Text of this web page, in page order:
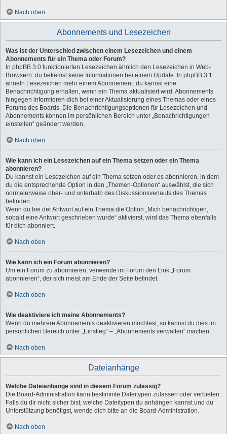
Nach oben
Abonnements und Lesezeichen
Was ist der Unterschied zwischen einem Lesezeichen und einem
Abonnements für ein Thema oder Forum?
In phpBB 3.0 funktionierten Lesezeichen ähnlich den Lesezeichen in Web-
Browsern: du bekamst keine Informationen bei einem Update. In phpBB 3.1
ähneln Lesezeichen mehr einem Abonnement: du kannst eine
Benachrichtigung erhalten, wenn ein Thema aktualisiert wird. Abonnements
hingegen informieren dich bei einer Aktualisierung eines Themas oder eines
Forums des Boards. Die Benachrichtigungsoptionen für Lesezeichen und
Abonnements können im persönlichen Bereich unter „Benachrichtigungen
einstellen“ geändert werden.
Nach oben
Wie kann ich ein Lesezeichen auf ein Thema setzen oder ein Thema
abonnieren?
Du kannst ein Lesezeichen auf ein Thema setzen oder es abonnieren, in dem
du die entsprechende Option in den „Themen-Optionen“ auswählst, die sich
normalerweise ober- und unterhalb des Diskussionsverlaufs des Themas
befinden.
Wenn du bei der Antwort auf ein Thema die Option „Mich benachrichtigen,
sobald eine Antwort geschrieben wurde“ aktivierst, wird das Thema ebenfalls
für dich abonniert.
Nach oben
Wie kann ich ein Forum abonnieren?
Um ein Forum zu abonnieren, verwende im Forum den Link „Forum
abonnieren“, der sich meist am Ende der Seite befindet.
Nach oben
Wie deaktiviere ich meine Abonnements?
Wenn du mehrere Abonnements deaktivieren möchtest, so kannst du dies im
persönlichen Bereich unter „Einstieg“ – „Abonnements verwalten“ machen.
Nach oben
Dateianhänge
Welche Dateianhänge sind in diesem Forum zulässig?
Die Board-Administration kann bestimmte Dateitypen zulassen oder verbieten.
Falls du dir nicht sicher bist, welche Dateitypen du anhängen kannst und du
Unterstützung benötigst, wende dich bitte an die Board-Administration.
Nach oben